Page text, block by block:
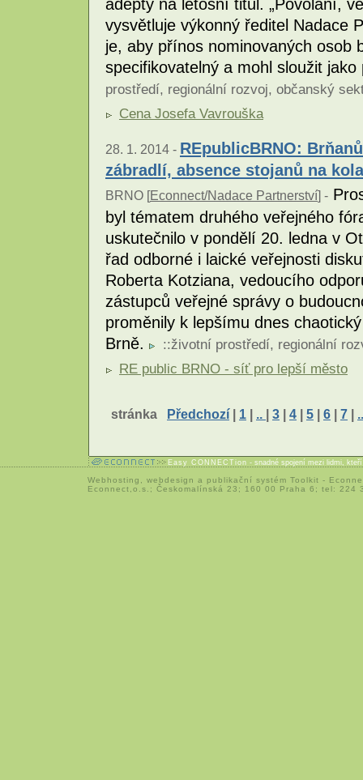
adepty na letošní titul. „Povolání,
vysvětluje výkonný ředitel Nadace
je, aby přínos nominovaných osob
specifikovatelný a mohl sloužit
prostředí, regionální rozvoj, občanský
Cena Josefa Vavrouška
28. 1. 2014 - REpublicBRNO:
zábradlí, absence stojanů na
BRNO [Econnect/Nadace Partnerství] -
byl tématem druhého veřejného
uskutečnilo v pondělí 20. ledna v
řad odborné i laické veřejnosti
Roberta Kotziana, vedoucího
zástupců veřejné správy o
proměnily k lepšímu dnes
Brně.
::životní prostředí, regionální
RE public BRNO - síť pro lepší město
stránka Předchozí| 1 | .. | 3 | 4 | 5 | 6 | 7 | ..
Easy CONNECTion - snadné spojení mezi lidmi,
Webhosting webdesign a publikační systém Toolkit -
Econnect,o.s.; Českomalínská 23; 160 00 Praha 6; tel: 224